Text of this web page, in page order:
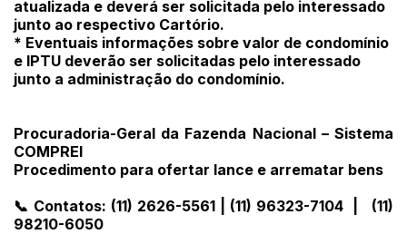
atualizada e deverá ser solicitada pelo interessado
junto ao respectivo Cartório.
* Eventuais informações sobre valor de condomínio
e IPTU deverão ser solicitadas pelo interessado
junto a administração do condomínio.
Procuradoria-Geral da Fazenda Nacional – Sistema
COMPREI
Procedimento para ofertar lance e arrematar bens
📞 Contatos: (11) 2626-5561 | (11) 96323-7104 | (11)
98210-6050
Envie sua Proposta
(Art. 895, CPC)
Histórico de Propostas
Data Usuário Valor
14/04/2025 18:43:11 TIAGOFELIPE
14/04/2025 18:43:11 TIAGOFELIPE R$ 1,00
propostas